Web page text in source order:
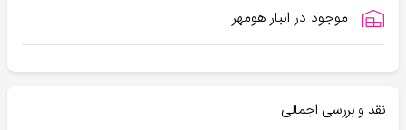
موجود در انبار هومهر
نقد و بررسی اجمالی